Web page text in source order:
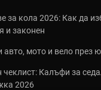
за кола 2026: Как да
и законен
авто, мото и вело през
чеклист: Калъфи за
2026